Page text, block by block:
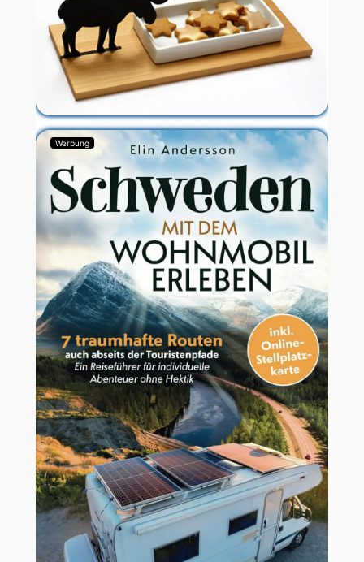
Werbung